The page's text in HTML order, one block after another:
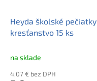
Heyda školské pečiatky
kresťanstvo 15 ks
na sklade
4,07 € bez DPH